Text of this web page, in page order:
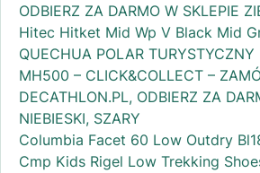
ODBIERZ ZA DARMO W SKLEPIE
Hitec Hitket Mid Wp V Black Mid
QUECHUA POLAR
MH500 – CLICK&COLLECT –
DECATHLON.PL, ODBIERZ ZA
NIEBIESKI, SZARY
Columbia Facet 60 Low Outdry
Cmp Kids Rigel Low Trekking